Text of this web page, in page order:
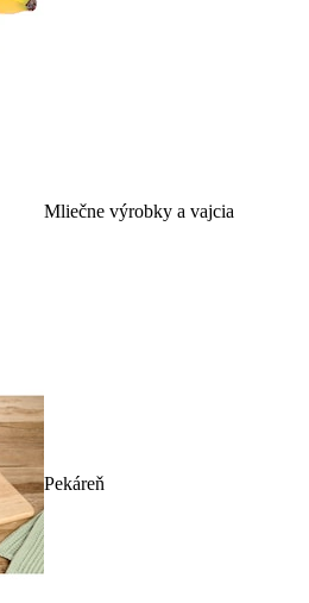
Mliečne výrobky a vajcia
Pekáreň